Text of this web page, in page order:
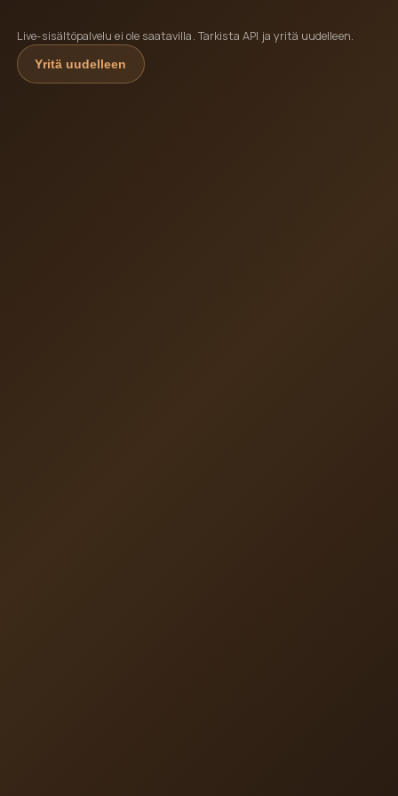
Live-sisältöpalvelu ei ole saatavilla. Tarkista API ja yritä uudelleen.
Yritä uudelleen